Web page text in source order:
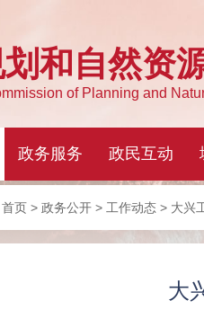
首页 > 政务公开 > 工作动态 > 大兴
大